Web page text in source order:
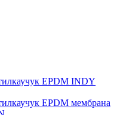
EPDM INDY
EPDM мембрана